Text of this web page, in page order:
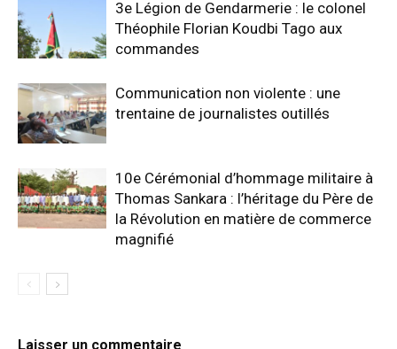
3e Légion de Gendarmerie : le colonel
Théophile Florian Koudbi Tago aux
commandes
Communication non violente : une
trentaine de journalistes outillés
10e Cérémonial d’hommage militaire à
Thomas Sankara : l’héritage du Père de
la Révolution en matière de commerce
magnifié
Laisser un commentaire